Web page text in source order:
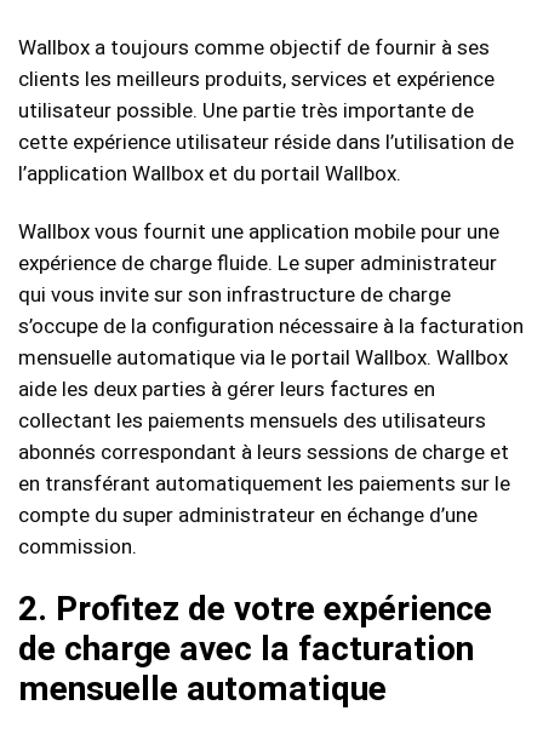
Wallbox a toujours comme objectif de fournir à ses
clients les meilleurs produits, services et expérience
utilisateur possible. Une partie très importante de
cette expérience utilisateur réside dans l’utilisation de
l’application Wallbox et du portail Wallbox.
Wallbox vous fournit une application mobile pour une
expérience de charge fluide. Le super administrateur
qui vous invite sur son infrastructure de charge
s’occupe de la configuration nécessaire à la facturation
mensuelle automatique via le portail Wallbox. Wallbox
aide les deux parties à gérer leurs factures en
collectant les paiements mensuels des utilisateurs
abonnés correspondant à leurs sessions de charge et
en transférant automatiquement les paiements sur le
compte du super administrateur en échange d’une
commission.
2. Profitez de votre expérience
de charge avec la facturation
mensuelle automatique